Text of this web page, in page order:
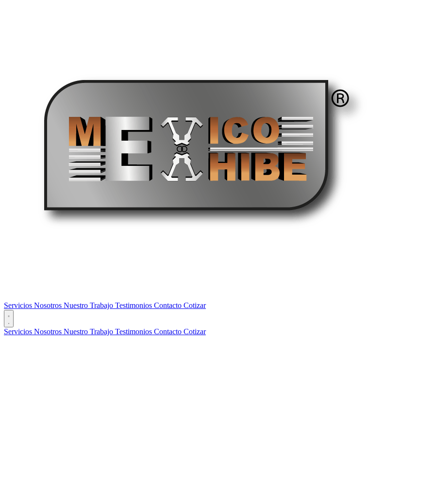
Servicios Nosotros Nuestro Trabajo Testimonios Contacto Cotizar
Servicios Nosotros Nuestro Trabajo Testimonios Contacto Cotizar